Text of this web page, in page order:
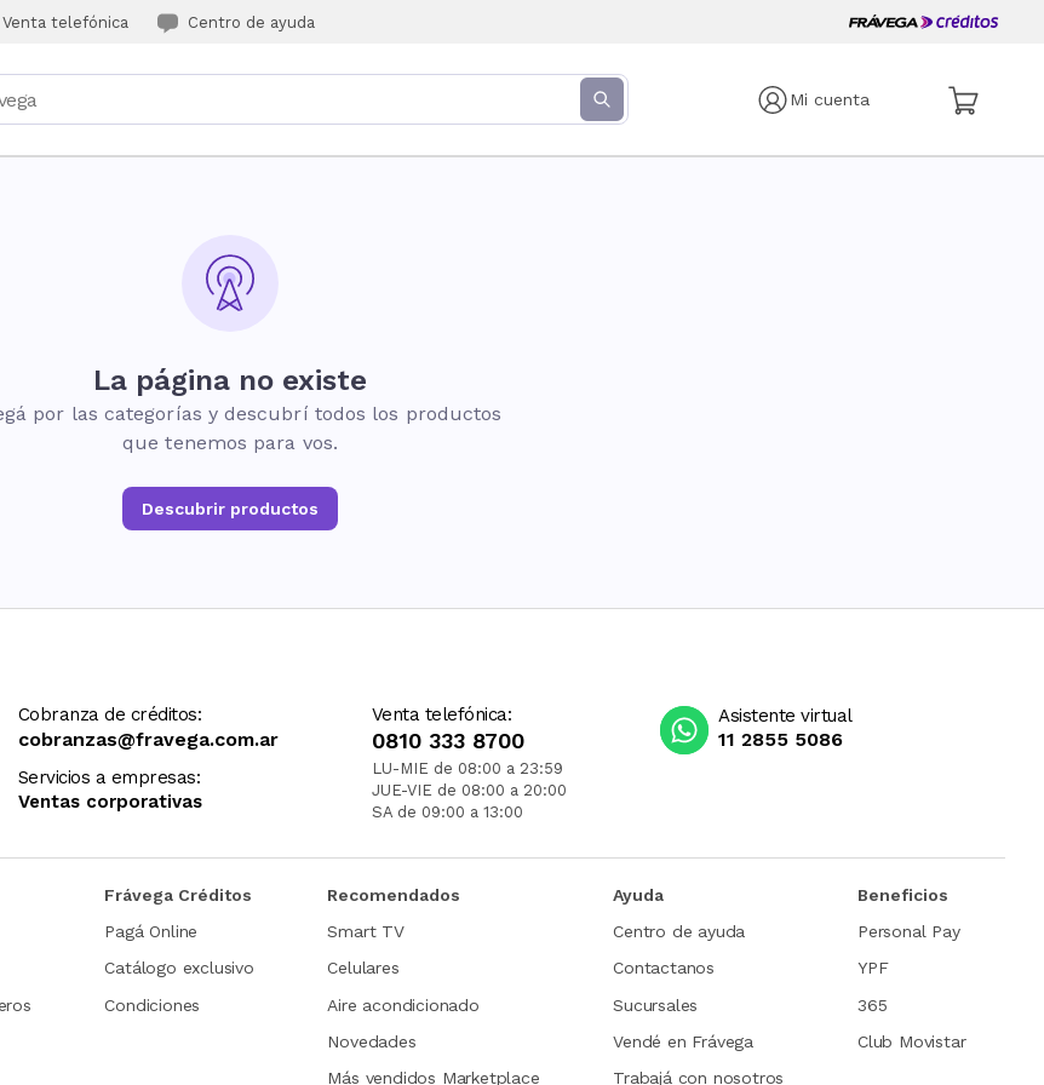
Venta telefónica Centro de ayuda
Mi cuenta
La página no existe
por las categorías y descubrí todos los productos
que tenemos para vos.
Descubrir productos
Cobranza de créditos:
cobranzas@fravega.com.ar
Servicios a empresas:
Ventas corporativas
Venta telefónica:
0810 333 8700
LU-MIE de 08:00 a 23:59
JUE-VIE de 08:00 a 20:00
SA de 09:00 a 13:00
Asistente virtual
11 2855 5086
Frávega Créditos
Pagá Online
Catálogo exclusivo
Condiciones
Recomendados
Smart TV
Celulares
Aire acondicionado
Novedades
Más vendidos Marketplace
Ayuda
Centro de ayuda
Contactanos
Sucursales
Vendé en Frávega
Trabajá con nosotros
Beneficios
Personal Pay
YPF
365
Club Movistar